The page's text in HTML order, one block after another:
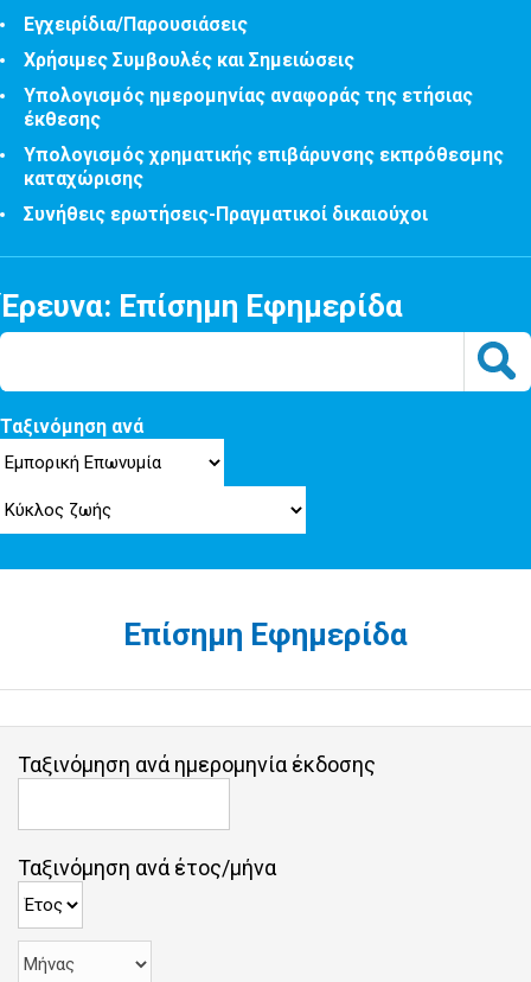
Εγχειρίδια/Παρουσιάσεις
Χρήσιμες Συμβουλές και Σημειώσεις
Υπολογισμός ημερομηνίας αναφοράς της ετήσιας
έκθεσης
Υπολογισμός χρηματικής επιβάρυνσης εκπρόθεσμης
καταχώρισης
Συνήθεις ερωτήσεις-Πραγματικοί δικαιούχοι
Έρευνα: Επίσημη Εφημερίδα
Ταξινόμηση ανά
Επίσημη Εφημερίδα
Ταξινόμηση ανά ημερομηνία έκδοσης
Ταξινόμηση ανά έτος/μήνα